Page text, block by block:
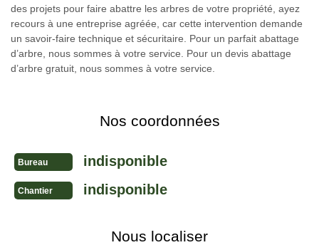
des projets pour faire abattre les arbres de votre propriété, ayez
recours à une entreprise agréée, car cette intervention demande
un savoir-faire technique et sécuritaire. Pour un parfait abattage
d’arbre, nous sommes à votre service. Pour un devis abattage
d’arbre gratuit, nous sommes à votre service.
Nos coordonnées
Bureau indisponible
Chantier indisponible
Nous localiser